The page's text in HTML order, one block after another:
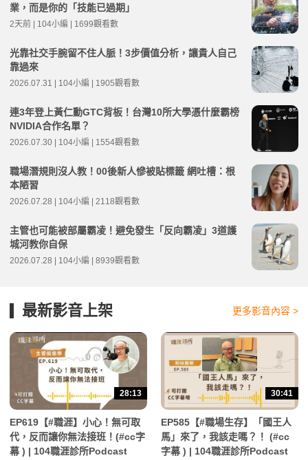
業，而是你的「技能已過期」
2天前 | 104小編 | 1699觀看數
光靠社交手腕留不住人脈！3步價值分析，讓貴人自己
靠過來
2026.07.31 | 104小編 | 1905觀看數
連3年登上黃仁勳GTC背板！台灣10所大學憑什麼霸榜
NVIDIA合作名單？
2026.07.30 | 104小編 | 1554觀看數
職場潛規則沒人教！00後新人慘被貼標籤 網吐槽：根
本陋習
2026.07.28 | 104小編 | 2118觀看數
主管也可能被部屬霸凌！避免發生「反向霸凌」3道護
城河教你自保
2026.07.28 | 104小編 | 8939觀看數
最新影音上架 更多影音內容 >
28:13
EP619【#職涯】小心！無可取
代，反而讓你無法接班！(#cc字
幕 ) | 104職涯診所Podcast
30:41
EP585【#職場生存】「國王人
馬」來了，我該走嗎？！ (#cc
字幕 ) | 104職涯診所Podcast